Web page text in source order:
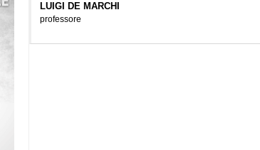
LUIGI DE MARCHI
professore